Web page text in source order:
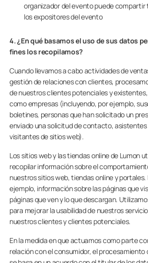
organizador del evento puede
los expositores del evento
4. ¿En qué basamos el uso de sus datos
fines los recopilamos?
Cuando llevamos a cabo actividades de
gestión de relaciones con clientes,
de nuestros clientes potenciales y
como empresas (incluyendo, por ejemplo,
boletines, personas que han solicitado un
enviado una solicitud de contacto,
visitantes de sitios web).
Los sitios web y las tiendas online de Lumon
recopilar información sobre el
nuestros sitios web, tiendas online y portales.
ejemplo, información sobre las páginas que
páginas que ven y lo que descargan.
para mejorar la usabilidad de nuestros
nuestros clientes y clientes potenciales.
En la medida en que actuamos como parte
relación con el consumidor, el procesamiento